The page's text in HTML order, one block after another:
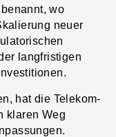
wo
neuer
langfristigen
hat die Telekom-
klaren Weg